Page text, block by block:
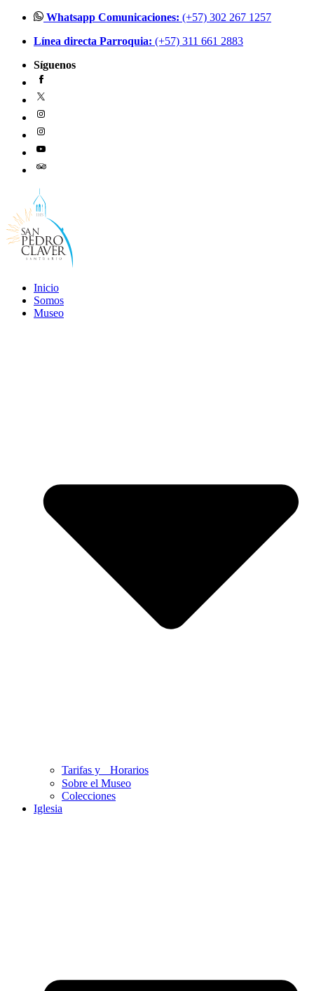
contenido
Whatsapp Comunicaciones: (+57) 302 267 1257
Línea directa Parroquia: (+57) 311 661 2883
Síguenos
Inicio
Somos
Museo
Tarifas y Horarios
Sobre el Museo
Colecciones
Iglesia